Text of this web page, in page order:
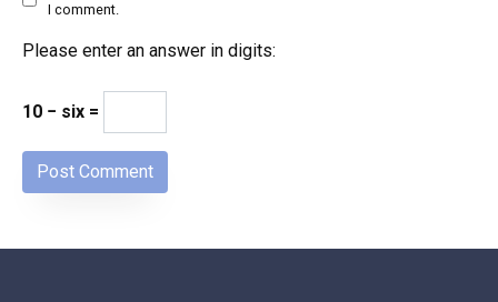
I comment.
Please enter an answer in digits:
10 − six =